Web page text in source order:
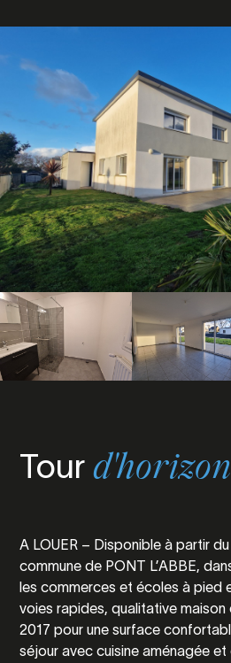
Tourd'horizon
A LOUER – Disponible à partir du
commune de PONT L’ABBE,
les commerces et écoles à pied
voies rapides, qualitative
2017 pour une surface
séjour avec cuisine aménagée